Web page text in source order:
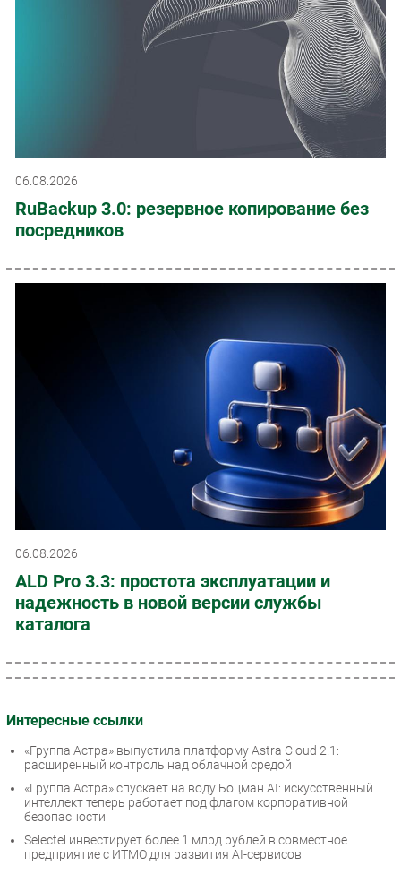
06.08.2026
RuBackup 3.0: резервное копирование без
посредников
06.08.2026
ALD Pro 3.3: простота эксплуатации и
надежность в новой версии службы
каталога
Интересные ссылки
«Группа Астра» выпустила платформу Astra Cloud 2.1:
расширенный контроль над облачной средой
«Группа Астра» спускает на воду Боцман AI: искусственный
интеллект теперь работает под флагом корпоративной
безопасности
Selectel инвестирует более 1 млрд рублей в совместное
предприятие с ИТМО для развития AI-сервисов